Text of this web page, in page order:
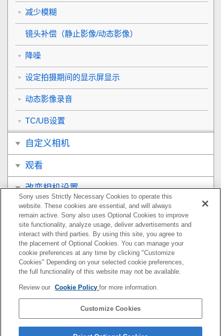
减少模糊
镜头补偿 （静止影像/动态影像）
降噪
设定拍摄期间的显示屏显示
动态影像录音
TC/UB设置
自定义相机
观看
改变相机设置
在智能手机上可用的功能
使用电脑
附录
如果遇到问题
如果您相机的系统软件版本为Ver.3.00或更高版本，请参
阅以下URL上的帮助指南。
Sony uses Strictly Necessary Cookies to operate this
website. These cookies are essential, and will always
remain active. Sony also uses Optional Cookies to improve
site functionality, analyze usage, deliver advertisements and
interact with third parties. By using this site, you agree to
the placement of Optional Cookies. You can manage your
cookie preferences at any time by clicking "Customize
Cookies" Depending on your selected cookie preferences,
the full functionality of this website may not be available.
Review our Cookie Policyfor more information.
Customize Cookies